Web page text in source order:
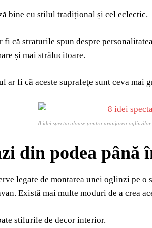
bine cu stilul tradițional și cel eclectic.
fi că straturile spun despre
și mai strălucitoare.
ar fi că aceste suprafeţe sunt ceva
8 idei spectaculoase pentru aranjarea
din podea până
legate de montarea unei oglinzi pe
Există mai multe moduri de a crea
stilurile de decor interior.